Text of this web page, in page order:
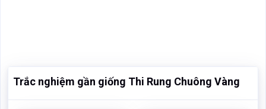
Trắc nghiệm gần giống Thi Rung Chuông Vàng